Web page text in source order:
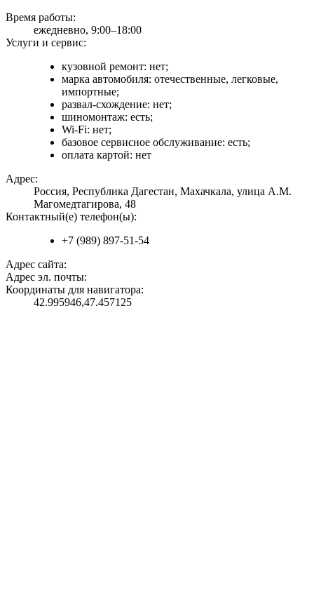
Время работы:
ежедневно, 9:00–18:00
Услуги и сервис:
кузовной ремонт: нет;
марка автомобиля: отечественные, легковые,
импортные;
развал-схождение: нет;
шиномонтаж: есть;
Wi-Fi: нет;
базовое сервисное обслуживание: есть;
оплата картой: нет
Адрес:
Россия, Республика Дагестан, Махачкала, улица А.М.
Магомедтагирова, 48
Контактный(е) телефон(ы):
+7 (989) 897-51-54
Адрес сайта:
Адрес эл. почты:
Координаты для навигатора:
42.995946,47.457125